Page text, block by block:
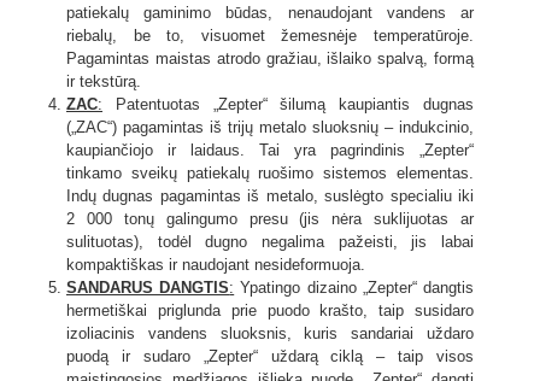
patiekalų gaminimo būdas, nenaudojant vandens ar
riebalų, be to, visuomet žemesnėje temperatūroje.
Pagamintas maistas atrodo gražiau, išlaiko spalvą, formą
ir tekstūrą.
ZAC: Patentuotas „Zepter“ šilumą kaupiantis dugnas
(„ZAC“) pagamintas iš trijų metalo sluoksnių – indukcinio,
kaupiančiojo ir laidaus. Tai yra pagrindinis „Zepter“
tinkamo sveikų patiekalų ruošimo sistemos elementas.
Indų dugnas pagamintas iš metalo, suslėgto specialiu iki
2 000 tonų galingumo presu (jis nėra suklijuotas ar
sulituotas), todėl dugno negalima pažeisti, jis labai
kompaktiškas ir naudojant nesideformuoja.
SANDARUS DANGTIS: Ypatingo dizaino „Zepter“ dangtis
hermetiškai priglunda prie puodo krašto, taip susidaro
izoliacinis vandens sluoksnis, kuris sandariai uždaro
puodą ir sudaro „Zepter“ uždarą ciklą – taip visos